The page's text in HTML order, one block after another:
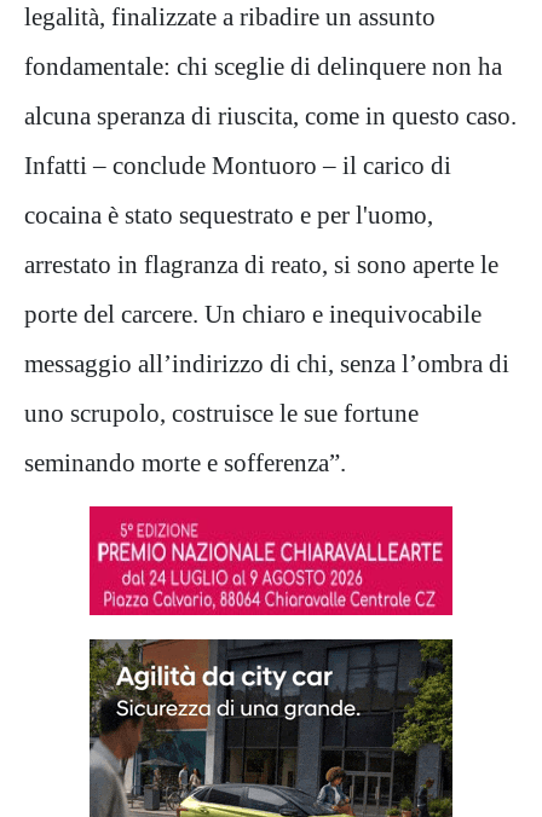
legalità, finalizzate a ribadire un assunto
fondamentale: chi sceglie di delinquere non ha
alcuna speranza di riuscita, come in questo caso.
Infatti – conclude Montuoro – il carico di
cocaina è stato sequestrato e per l'uomo,
arrestato in flagranza di reato, si sono aperte le
porte del carcere. Un chiaro e inequivocabile
messaggio all’indirizzo di chi, senza l’ombra di
uno scrupolo, costruisce le sue fortune
seminando morte e sofferenza”.